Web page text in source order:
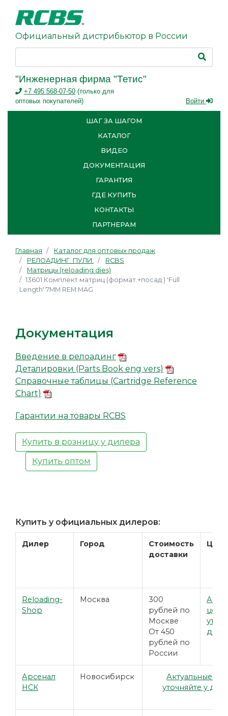
Официальный дистрибьютор в России
"Инженерная фирма "Тетис"
+7 495 568-07-50 (только для
оптовых покупателей)
Войти
ШАГ ЗА ШАГОМ
КАТАЛОГ
ВИДЕО
ДОКУМЕНТАЦИЯ
ГАРАНТИЯ
ГДЕ КУПИТЬ
КОНТАКТЫ
ПАРТНЕРАМ
Главная
Каталог для оптовых продаж
РЕЛОАДИНГ. ПУЛИ.
RCBS
Матрицы (reloading dies)
13601 Комплект матриц (формат.+посад.) 'Full
Length' 7MM REM MAG
Документация
Введение в релоадинг
Деталировки (Parts Book eng vers)
Справочные таблицы (Cartridge Reference
Chart)
Гарантии на товары RCBS
Купить в розницу у дилера
Купить оптом
Купить у официальных дилеров:
Дилер Город
Стоимость
доставки
Reloading-
Shop
Москва
300
рублей по
Москве
От 450
рублей по
России
цены
Арсенал
НСК
Новосибирск
Актуальные
уточняйте у